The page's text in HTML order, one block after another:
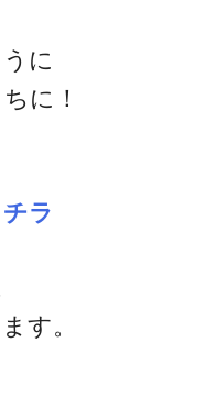
に
に！
ラ
す。